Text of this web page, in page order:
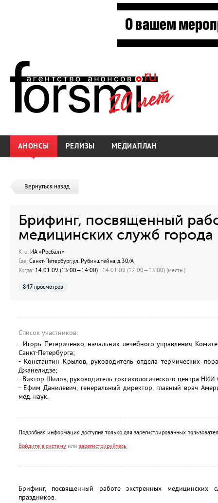
АНОНСЫ РЕЛИЗЫ МЕДИАПЛАН
Вернуться назад
Брифинг, посвященный
медицинских служб города
Кто: ИА «Росбалт»
Где: Санкт-Петербург, ул. Рубинштейна, д.30/А
Когда: 14.01.09 (13:00—14:00) | 14.01.09 (12:00—13:00) (местн.)
847 просмотров
Список участников:
- Игорь Петериченко, начальник лечебного управления
Санкт-Петербурга;
- Константин Крылов, руководитель отдела термических
Джанелидзе;
- Виктор Шилов, руководитель токсикологического центра
- Ефим Данилевич, генеральный директор, главный врач
мед. наук.
Подробная информация доступна только для зарегистрированных
Войдите в систему или зарегистрируйтесь
Брифинг, посвященный работе экстренных медицинских
праздников.